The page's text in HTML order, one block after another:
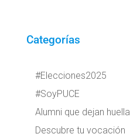
Categorías
#Elecciones2025
#SoyPUCE
Alumni que dejan huella
Descubre tu vocación